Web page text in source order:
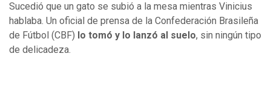
Sucedió que un gato se subió a la mesa mientras Vinicius
hablaba. Un oficial de prensa de la Confederación Brasileña
de Fútbol (CBF) lo tomó y lo lanzó al suelo, sin ningún tipo
de delicadeza.